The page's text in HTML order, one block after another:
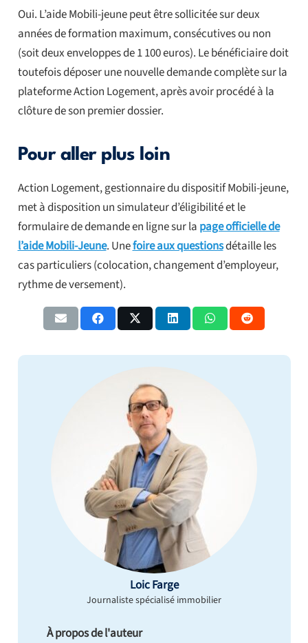
Oui. L’aide Mobili-jeune peut être sollicitée sur deux
années de formation maximum, consécutives ou non
(soit deux enveloppes de 1 100 euros). Le bénéficiaire doit
toutefois déposer une nouvelle demande complète sur la
plateforme Action Logement, après avoir procédé à la
clôture de son premier dossier.
Pour aller plus loin
Action Logement, gestionnaire du dispositif Mobili-jeune,
met à disposition un simulateur d’éligibilité et le
formulaire de demande en ligne sur la page officielle de
l’aide Mobili-Jeune. Unefoire aux questionsdétaille les
cas particuliers (colocation, changement d’employeur,
rythme de versement).
Loic Farge
Journaliste spécialisé immobilier
À propos de l'auteur